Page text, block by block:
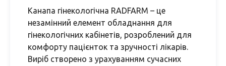
Канапа гінекологічна RADFARM – це
незамінний елемент обладнання для
гінекологічних кабінетів, розроблений для
комфорту пацієнток та зручності лікарів.
Виріб створено з урахуванням сучасних